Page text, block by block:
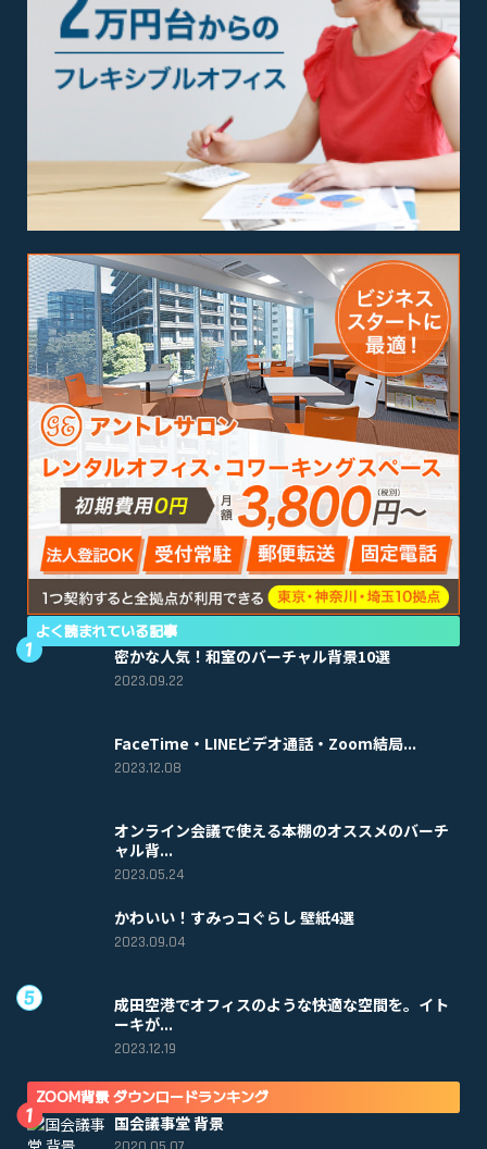
よく読まれている記事
密かな人気！和室のバーチャル背景10選
2023.09.22
FaceTime・LINEビデオ通話・Zoom結局...
2023.12.08
オンライン会議で使える本棚のオススメのバーチ
ャル背...
2023.05.24
かわいい！すみっコぐらし 壁紙4選
2023.09.04
成田空港でオフィスのような快適な空間を。イト
ーキが...
2023.12.19
ZOOM背景 ダウンロードランキング
国会議事堂 背景